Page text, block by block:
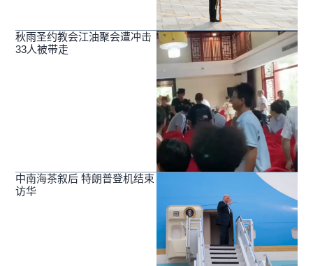
秋雨圣约教会江油聚会遭冲击
33人被带走
中南海茶叙后 特朗普登机结束
访华